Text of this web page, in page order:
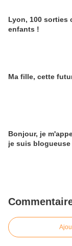
Lyon, 100 sorties
enfants !
Ma fille, cette
Bonjour, je
je suis